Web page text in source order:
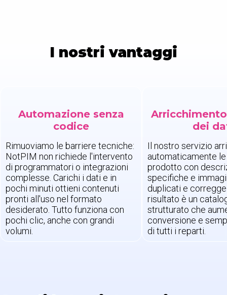
I nostri vantaggi
Automazione senza
codice
Rimuoviamo le barriere tecniche:
NotPIM non richiede l'intervento
di programmatori o integrazioni
complesse. Carichi i dati e in
pochi minuti ottieni contenuti
pronti all'uso nel formato
desiderato. Tutto funziona con
pochi clic, anche con grandi
volumi.
dei
Il nostro servizio
automaticamente
prodotto con
specifiche e
duplicati e
risultato è un
strutturato che
conversione e
di tutti i reparti.